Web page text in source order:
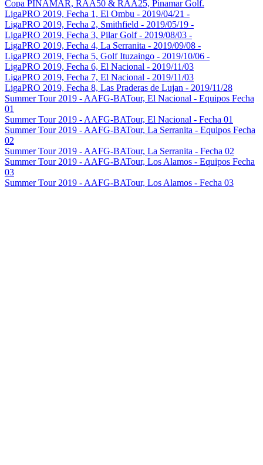
Copa PINAMAR, RAA50 & RAA25, Pinamar Golf.
LigaPRO 2019, Fecha 1, El Ombu - 2019/04/21 -
LigaPRO 2019, Fecha 2, Smithfield - 2019/05/19 -
LigaPRO 2019, Fecha 3, Pilar Golf - 2019/08/03 -
LigaPRO 2019, Fecha 4, La Serranita - 2019/09/08 -
LigaPRO 2019, Fecha 5, Golf Ituzaingo - 2019/10/06 -
LigaPRO 2019, Fecha 6, El Nacional - 2019/11/03
LigaPRO 2019, Fecha 7, El Nacional - 2019/11/03
LigaPRO 2019, Fecha 8, Las Praderas de Lujan - 2019/11/28
Summer Tour 2019 - AAFG-BATour, El Nacional - Equipos Fecha
01
Summer Tour 2019 - AAFG-BATour, El Nacional - Fecha 01
Summer Tour 2019 - AAFG-BATour, La Serranita - Equipos Fecha
02
Summer Tour 2019 - AAFG-BATour, La Serranita - Fecha 02
Summer Tour 2019 - AAFG-BATour, Los Alamos - Equipos Fecha
03
Summer Tour 2019 - AAFG-BATour, Los Alamos - Fecha 03